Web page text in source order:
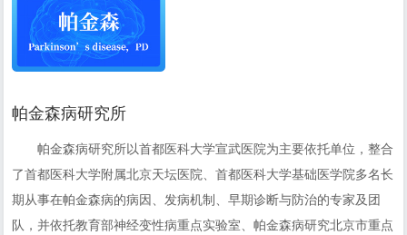
帕金森病研究所
帕金森病研究所以首都医科大学宣武医院为主要依托单位，整合
了首都医科大学附属北京天坛医院、首都医科大学基础医学院多名长
期从事在帕金森病的病因、发病机制、早期诊断与防治的专家及团
队，并依托教育部神经变性病重点实验室、帕金森病研究北京市重点